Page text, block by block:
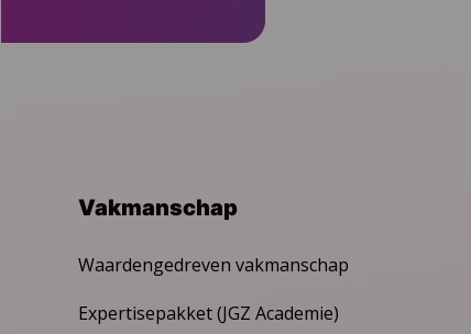
Vakmanschap
Waardengedreven vakmanschap
Expertisepakket (JGZ Academie)